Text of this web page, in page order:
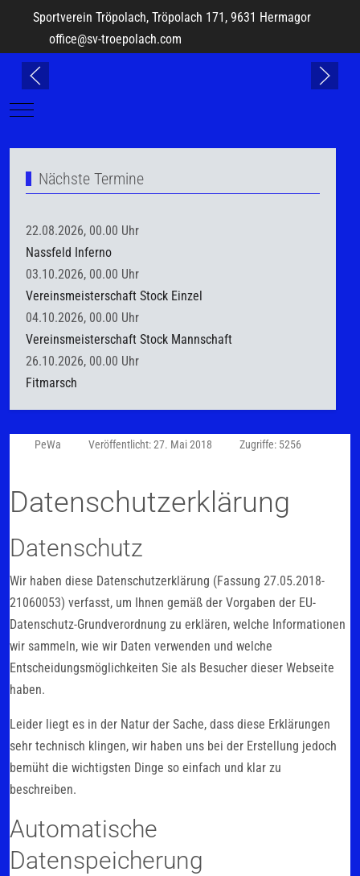
Sportverein Tröpolach, Tröpolach 171, 9631 Hermagor
office@sv-troepolach.com
Mobile Menu Toggle
Nächste Termine
22.08.2026, 00.00 Uhr
Nassfeld Inferno
03.10.2026, 00.00 Uhr
Vereinsmeisterschaft Stock Einzel
04.10.2026, 00.00 Uhr
Vereinsmeisterschaft Stock Mannschaft
26.10.2026, 00.00 Uhr
Fitmarsch
PeWa Veröffentlicht: 27. Mai 2018 Zugriffe: 5256
Datenschutzerklärung
Datenschutz
Wir haben diese Datenschutzerklärung (Fassung 27.05.2018-
21060053) verfasst, um Ihnen gemäß der Vorgaben der EU-
Datenschutz-Grundverordnung zu erklären, welche Informationen
wir sammeln, wie wir Daten verwenden und welche
Entscheidungsmöglichkeiten Sie als Besucher dieser Webseite
haben.
Leider liegt es in der Natur der Sache, dass diese Erklärungen
sehr technisch klingen, wir haben uns bei der Erstellung jedoch
bemüht die wichtigsten Dinge so einfach und klar zu
beschreiben.
Automatische
Datenspeicherung